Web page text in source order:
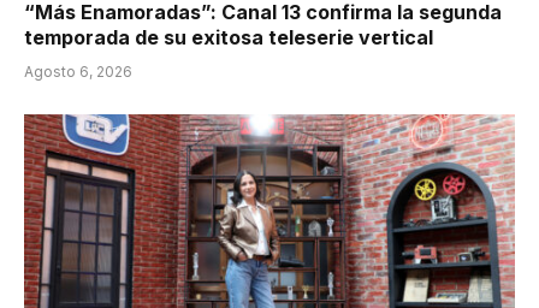
“Más Enamoradas”: Canal 13 confirma la segunda
temporada de su exitosa teleserie vertical
Agosto 6, 2026